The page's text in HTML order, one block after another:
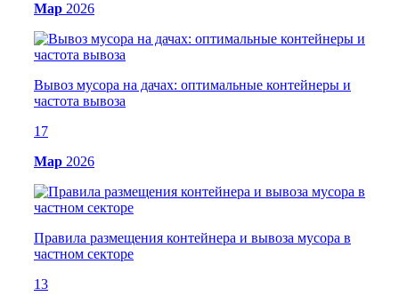
Мар 2026
Вывоз мусора на дачах: оптимальные контейнеры и
частота вывоза
17
Мар 2026
Правила размещения контейнера и вывоза мусора в
частном секторе
13